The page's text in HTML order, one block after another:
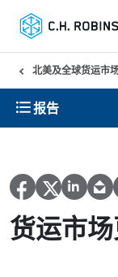
北美及全球货运市
报告
货运市